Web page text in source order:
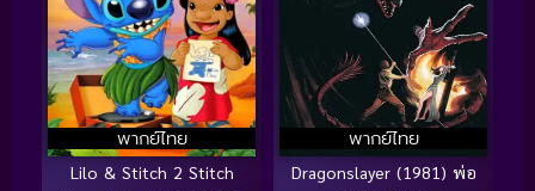
พากย์ไทย
Lilo & Stitch 2 Stitch
พากย์ไทย
Dragonslayer (1981) พ่อ